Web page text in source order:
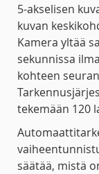
5-akselisen
kuvan
Kamera yltää
sekunnissa
kohteen
tekemään 120
säätää, mistä